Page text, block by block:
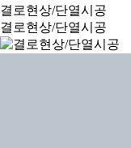
결로현상/단열시공
결로현상/단열시공